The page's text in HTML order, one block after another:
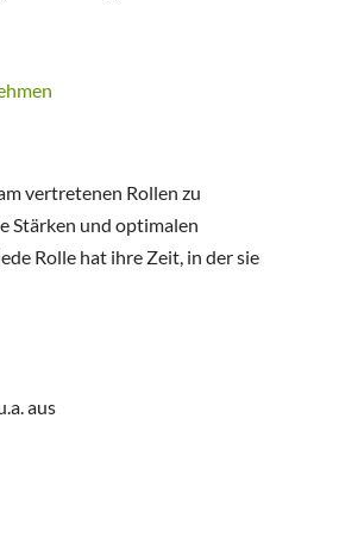
vertretenen Rollen zu
Stärken und optimalen
Rolle hat ihre Zeit, in der sie
aus